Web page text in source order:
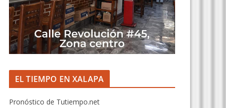
EL TIEMPO EN XALAPA
Pronóstico de Tutiempo.net